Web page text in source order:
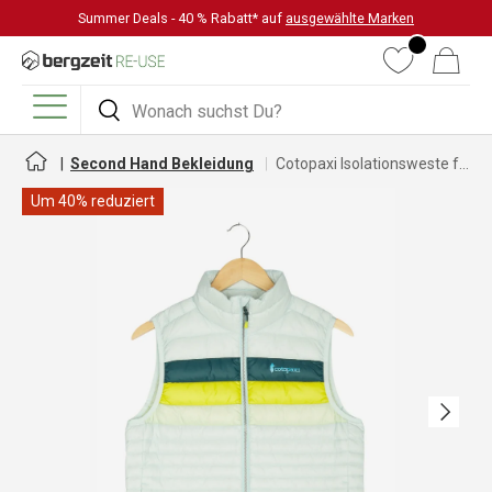
DIREKT ZUM INHALT
Summer Deals - 40 % Rabatt* auf ausgewählte Marken
Suchen
Suchen
WunschlisteWarenkorb
Menü
Second Hand Bekleidung
Um 40% reduziert
Nächste